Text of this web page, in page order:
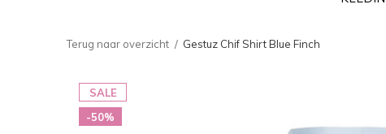
Terug naar overzicht Gestuz Chif Shirt Blue Finch
SALE
-50%